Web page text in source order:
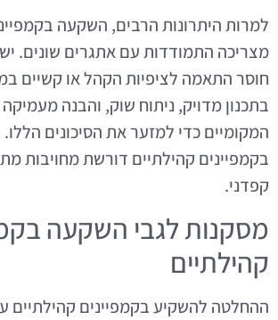
למרות היתרונות הרבים, השקעה
מצריכה התמודדות עם אתגרים שונים.
חוסר התאמה לציפיות הקהל או קשיים
בתכנון מדויק, ניתוח שוק, והבנה
המקומיים כדי למזער את הסיכונים
בקמפיינים קהילתיים דורשת מחויבות
קפדני.
מסקנות לגבי השקעה
קהילתיים
ההחלטה להשקיע בקמפיינים קהילתיים